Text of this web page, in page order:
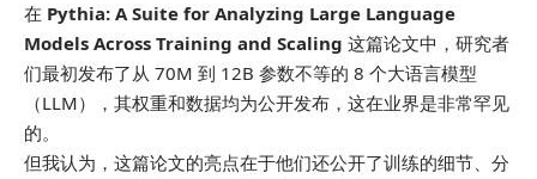
在 Pythia: A Suite for Analyzing Large Language
Models Across Training and Scaling 这篇论文中，研究者
们最初发布了从 70M 到 12B 参数不等的 8 个大语言模型
（LLM），其权重和数据均为公开发布，这在业界是非常罕见
的。
但我认为，这篇论文的亮点在于他们还公开了训练的细节、分